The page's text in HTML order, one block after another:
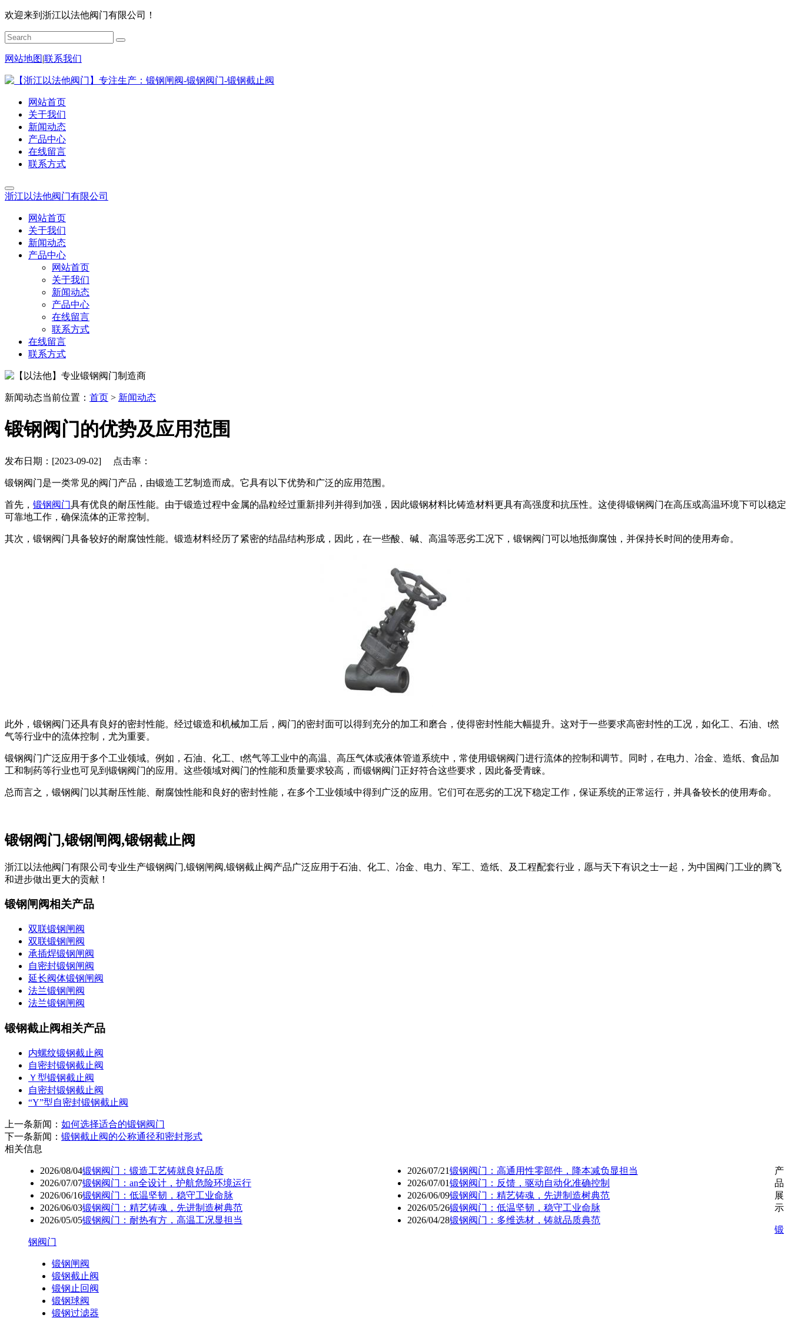
欢迎来到浙江以法他阀门有限公司！
网站地图|联系我们
网站首页
关于我们
新闻动态
产品中心
在线留言
联系方式
浙江以法他阀门有限公司
网站首页
关于我们
新闻动态
产品中心
网站首页
关于我们
新闻动态
产品中心
在线留言
联系方式
在线留言
联系方式
新闻动态当前位置： 首页 > 新闻动态
锻钢阀门的优势及应用范围
发布日期：[2023-09-02] 点击率：
锻钢阀门是一类常见的阀门产品，由锻造工艺制造而成。它具有以下优势和广泛的应用范围。
首先， 锻钢阀门具有优良的耐压性能。由于锻造过程中金属的晶粒经过重新排列并得到加强，因此锻钢材料比铸造材料更具有高强度和抗压性。这使得锻钢阀门在高压或高温环境下可以稳定
可靠地工作，确保流体的正常控制。
其次，锻钢阀门具备较好的耐腐蚀性能。锻造材料经历了紧密的结晶结构形成，因此，在一些酸、碱、高温等恶劣工况下，锻钢阀门可以地抵御腐蚀，并保持长时间的使用寿命。
此外，锻钢阀门还具有良好的密封性能。经过锻造和机械加工后，阀门的密封面可以得到充分的加工和磨合，使得密封性能大幅提升。这对于一些要求高密封性的工况，如化工、石油、t然
气等行业中的流体控制，尤为重要。
锻钢阀门广泛应用于多个工业领域。例如，石油、化工、t然气等工业中的高温、高压气体或液体管道系统中，常使用锻钢阀门进行流体的控制和调节。同时，在电力、冶金、造纸、食品加
工和制药等行业也可见到锻钢阀门的应用。这些领域对阀门的性能和质量要求较高，而锻钢阀门正好符合这些要求，因此备受青睐。
总而言之，锻钢阀门以其耐压性能、耐腐蚀性能和良好的密封性能，在多个工业领域中得到广泛的应用。它们可在恶劣的工况下稳定工作，保证系统的正常运行，并具备较长的使用寿命。
锻钢阀门,锻钢闸阀,锻钢截止阀
浙江以法他阀门有限公司专业生产锻钢阀门,锻钢闸阀,锻钢截止阀产品广泛应用于石油、化工、冶金、电力、军工、造纸、及工程配套行业，愿与天下有识之士一起，为中国阀门工业的腾飞
和进步做出更大的贡献！
锻钢闸阀相关产品
双联锻钢闸阀
双联锻钢闸阀
承插焊锻钢闸阀
自密封锻钢闸阀
延长阀体锻钢闸阀
法兰锻钢闸阀
法兰锻钢闸阀
锻钢截止阀相关产品
内螺纹锻钢截止阀
自密封锻钢截止阀
Ｙ型锻钢截止阀
自密封锻钢截止阀
“Y”型自密封锻钢截止阀
上一条新闻： 如何选择适合的锻钢阀门
下一条新闻： 锻钢截止阀的公称通径和密封形式
相关信息
2026/08/04锻钢阀门：锻造工艺铸就良好品质 2026/07/21锻钢阀门：高通用性零部件，降本减负显担当
2026/07/07锻钢阀门：an全设计，护航危险环境运行 2026/07/01锻钢阀门：反馈，驱动自动化准确控制
2026/06/16锻钢阀门：低温坚韧，稳守工业命脉 2026/06/09锻钢阀门：精艺铸魂，先进制造树典范
2026/06/03锻钢阀门：精艺铸魂，先进制造树典范 2026/05/26锻钢阀门：低温坚韧，稳守工业命脉
2026/05/05锻钢阀门：耐热有方，高温工况显担当 2026/04/28锻钢阀门：多维选材，铸就品质典范
产
品
展
示
锻
钢阀门
锻钢闸阀
锻钢截止阀
锻钢止回阀
锻钢球阀
锻钢过滤器